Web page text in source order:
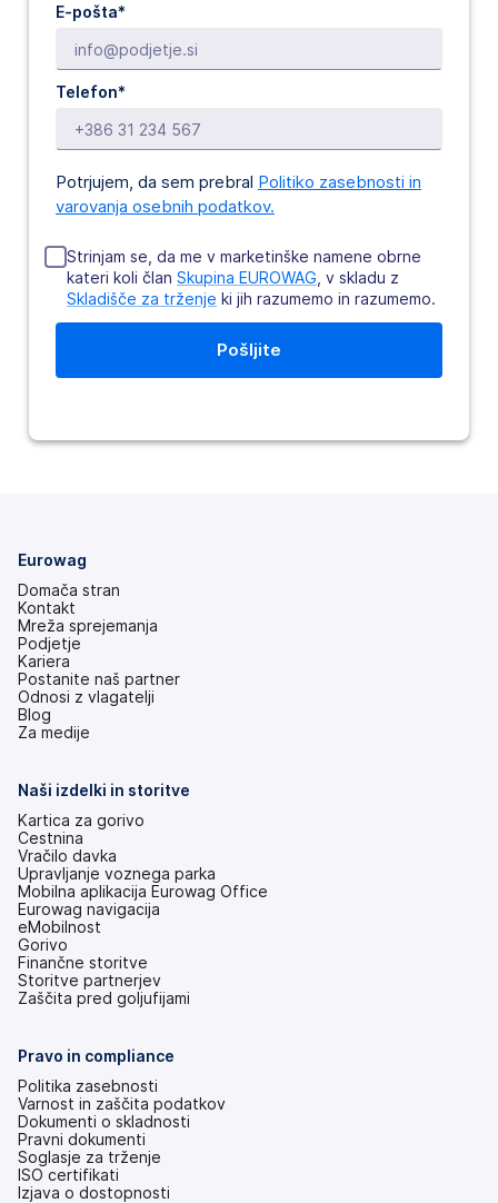
E-pošta*
Telefon*
Potrjujem, da sem prebral Politiko zasebnosti in
varovanja osebnih podatkov.
Strinjam se, da me v marketinške namene obrne
kateri koli član Skupina EUROWAG, v skladu z
Skladišče za trženje ki jih razumemo in razumemo.
Eurowag
Domača stran
Kontakt
Mreža sprejemanja
Podjetje
Kariera
Postanite naš partner
Odnosi z vlagatelji
(odpre
se
zavihku)
Blog
Za medije
Naši izdelki in storitve
Kartica za gorivo
Cestnina
Vračilo davka
Upravljanje voznega parka
Mobilna aplikacija Eurowag Office
Eurowag navigacija
eMobilnost
Gorivo
Finančne storitve
Storitve partnerjev
Zaščita pred goljufijami
Pravo in compliance
Politika zasebnosti
Varnost in zaščita podatkov
Dokumenti o skladnosti
Pravni dokumenti
Soglasje za trženje
ISO certifikati
Izjava o dostopnosti